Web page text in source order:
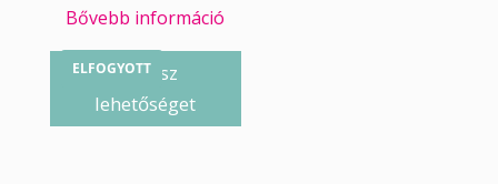
ELFOGYOTT
Bővebb információ
Válassz
lehetőséget